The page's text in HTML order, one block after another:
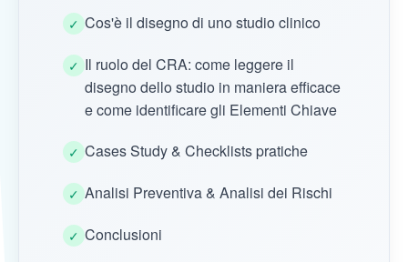
✓ Cos'è il disegno di uno studio clinico
✓ Il ruolo del CRA: come leggere il
disegno dello studio in maniera efficace
e come identificare gli Elementi Chiave
✓ Cases Study & Checklists pratiche
✓ Analisi Preventiva & Analisi dei Rischi
✓ Conclusioni